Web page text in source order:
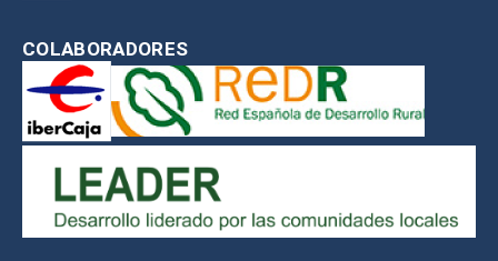
COLABORADORES